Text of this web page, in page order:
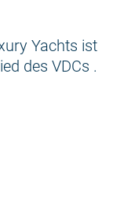
Yachts ist
des VDCs .